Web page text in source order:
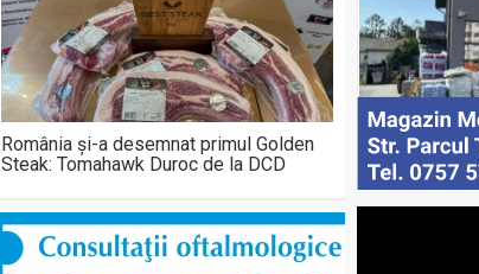
România și-a desemnat primul Golden
Steak: Tomahawk Duroc de la DCD